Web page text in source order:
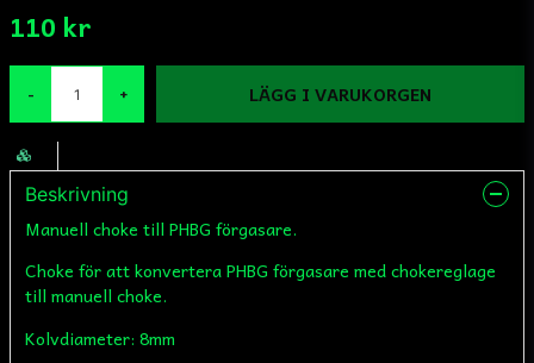
110 kr
- + LÄGG I VARUKORGEN
Beskrivning
Manuell choke till PHBG förgasare.
Choke för att konvertera PHBG förgasare med chokereglage
till manuell choke.
Kolvdiameter: 8mm